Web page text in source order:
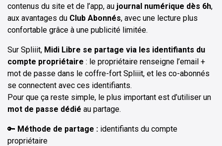
contenus du site et de l’app, au journal numérique dès 6h,
aux avantages du Club Abonnés, avec une lecture plus
confortable grâce à une publicité limitée.
Sur Spliiit, Midi Libre se partage via les identifiants du
compte propriétaire : le propriétaire renseigne l’email +
mot de passe dans le coffre-fort Spliiit, et les co-abonnés
se connectent avec ces identifiants.
Pour que ça reste simple, le plus important est d’utiliser un
mot de passe dédié au partage.
🔑 Méthode de partage : identifiants du compte
propriétaire